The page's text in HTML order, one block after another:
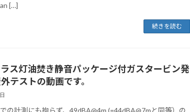
[…]
続きを読む
ス灯油焚き静音パッケージ付ガスタービン発
テストの動画です。
の計測にも拘らず、49dBA@4m (=44dBA@7mと同等）の